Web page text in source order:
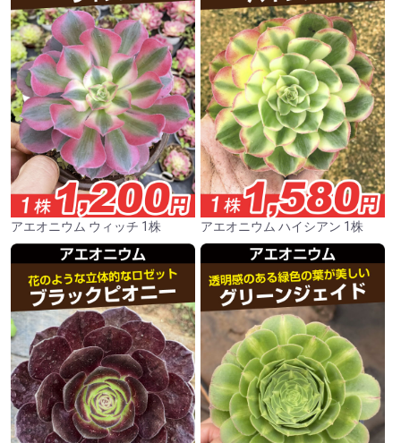
アエオニウム ウィッチ 1株 アエオニウム ハイシアン 1株